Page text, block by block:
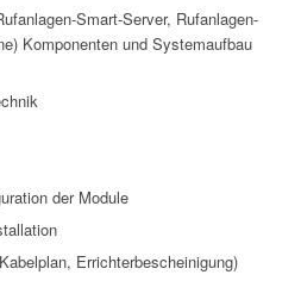
Smart-Server, Rufanlagen-
Komponenten und Systemaufbau
der Module
Errichterbescheinigung)